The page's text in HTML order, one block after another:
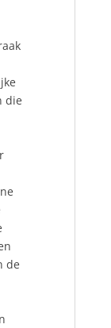
die
de